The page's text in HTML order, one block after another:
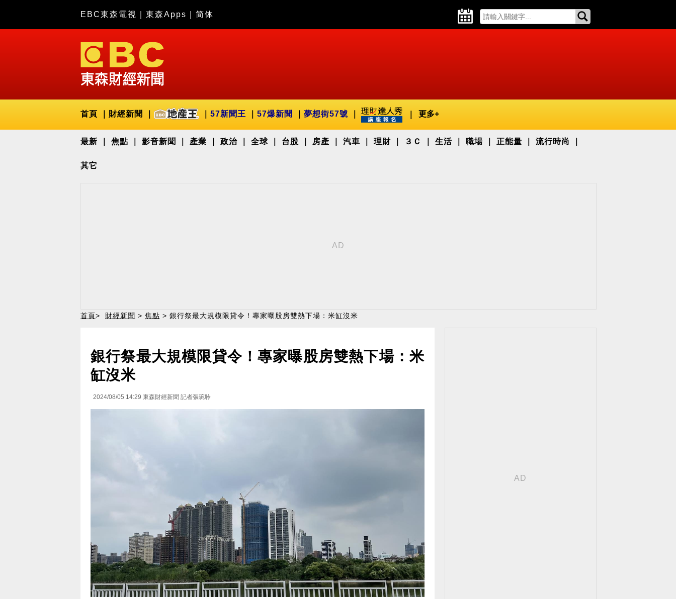
EBC東森電視 東森Apps 简体
首頁 財經新聞 57新聞王 57爆新聞 夢想街57號 更多+
最新 焦點 影音新聞 產業 政治 全球 台股 房產 汽車 理財 ３Ｃ 生活 職場 正能量 流行時尚
其它
首頁> 財經新聞 > 焦點 > 銀行祭最大規模限貸令！專家曝股房雙熱下場：米缸沒米
銀行祭最大規模限貸令！專家曝股房雙熱下場：米
缸沒米
2024/08/05 14:29 東森財經新聞 記者張琬聆